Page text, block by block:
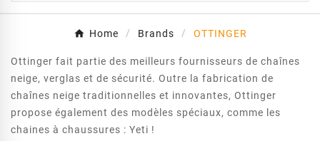
Home Brands OTTINGER
Ottinger fait partie des meilleurs fournisseurs de chaînes
neige, verglas et de sécurité. Outre la fabrication de
chaînes neige traditionnelles et innovantes, Ottinger
propose également des modèles spéciaux, comme les
chaines à chaussures : Yeti !